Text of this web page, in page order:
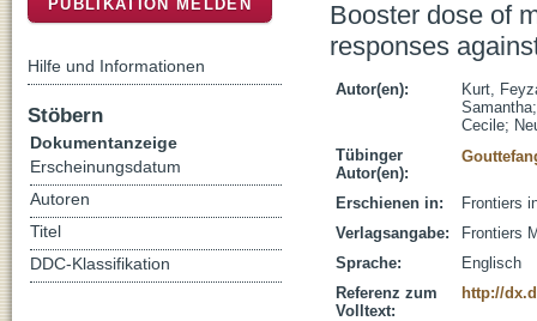
Booster dose of
responses
Autor(en):
Kurt,
Samantha
Cecile;
Tübinger
Autor(en):
Erschienen in:
Frontiers
Verlagsangabe:
Frontiers
Sprache:
Englisch
Referenz zum
Volltext:
http://
PUBLIKATION MELDEN
Hilfe und Informationen
Stöbern
Dokumentanzeige
Erscheinungsdatum
Autoren
Titel
DDC-Klassifikation